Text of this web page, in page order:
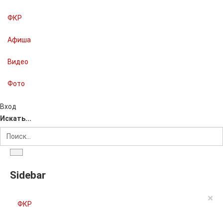
ФКР
Афиша
Видео
Фото
Вход
Искать...
Sidebar
×
ФКР